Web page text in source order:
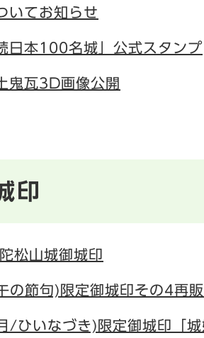
いてお知らせ
日本100名城」公式スタンプ
鬼瓦3D画像公開
印
松山城御城印
の節句)限定御城印その4再
/ひいなづき)限定御城印「